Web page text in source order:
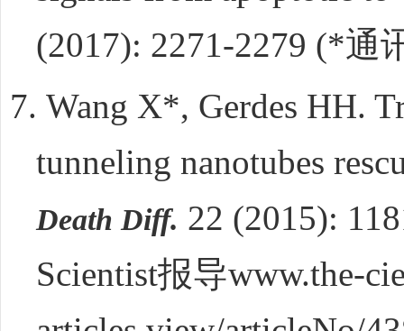
(2017): 2271-2279 (*通
7. Wang X*, Gerdes HH.
tunneling nanotubes
Death Diff. 22 (2015):
Scientist报导www.the-